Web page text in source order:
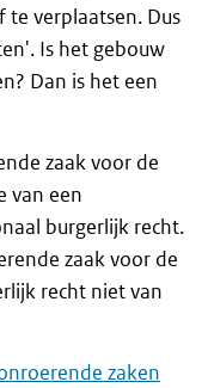
verplaatsen. Dus
Is het gebouw
Dan is het een
zaak voor de
van een
burgerlijk recht.
zaak voor de
recht niet van
zaken